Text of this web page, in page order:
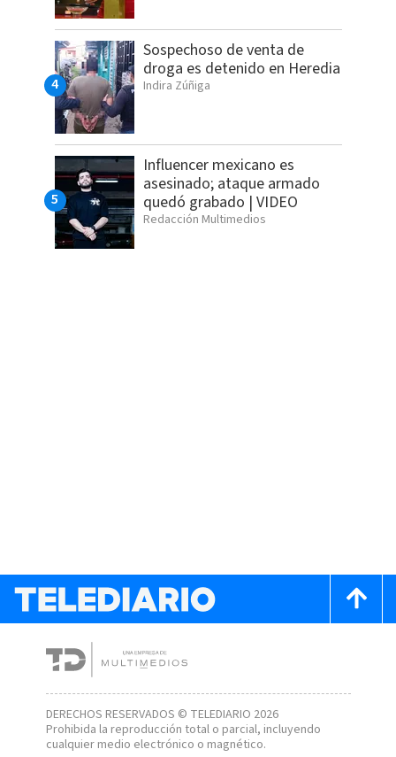
Sospechoso de venta de
droga es detenido en Heredia
Indira Zúñiga
Influencer mexicano es
asesinado; ataque armado
quedó grabado | VIDEO
Redacción Multimedios
DERECHOS RESERVADOS © TELEDIARIO 2026
Prohibida la reproducción total o parcial, incluyendo
cualquier medio electrónico o magnético.